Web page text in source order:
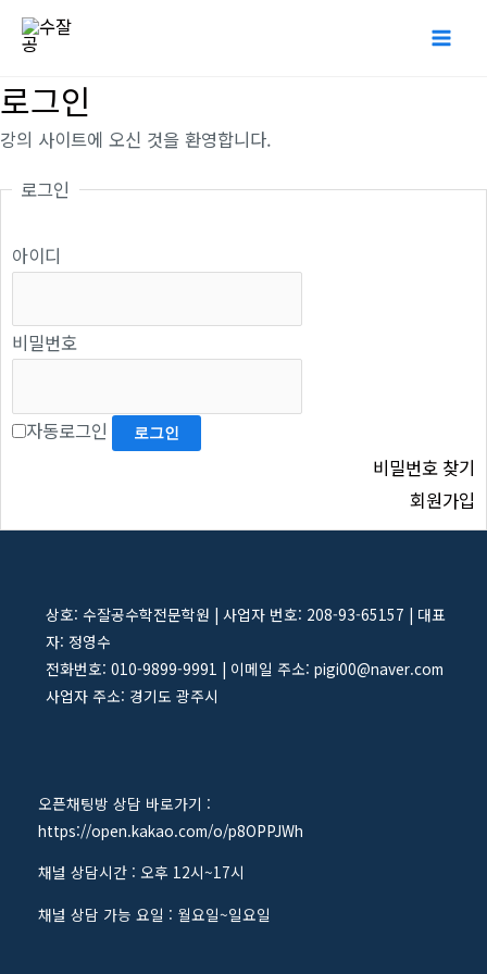
로
건
기
로그인
강의 사이트에 오신 것을 환영합니다.
로그인
아이디
비밀번호
자동로그인
비밀번호 찾기
회원가입
상호: 수잘공수학전문학원 | 사업자 번호: 208-93-65157 | 대표
자: 정영수
전화번호: 010-9899-9991 | 이메일 주소: pigi00@naver.com
사업자 주소: 경기도 광주시
오픈채팅방 상담 바로가기 :
https://open.kakao.com/o/p8OPPJWh
채널 상담시간 : 오후 12시~17시
채널 상담 가능 요일 : 월요일~일요일